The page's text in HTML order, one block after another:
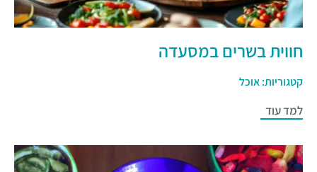
חווית בשרים במסעדה
קטגוריות:אוכל
למד עוד